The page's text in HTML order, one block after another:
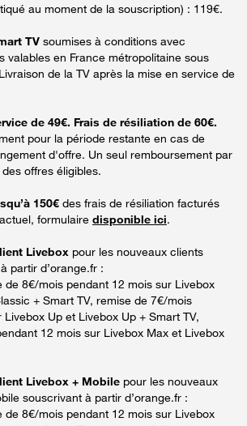
au moment de la souscription) : 119€.
TV soumises à conditions avec
valables en France métropolitaine sous
de la TV après la mise en service de
de 49€. Frais de résiliation de 60€.
pour la période restante en cas de
d'offre. Un seul remboursement par
offres éligibles.
150€ des frais de résiliation facturés
formulaire disponible ici.
Livebox pour les nouveaux clients
partir d’orange.fr :
de 8€/mois pendant 12 mois sur Livebox
+ Smart TV, remise de 7€/mois
Up et Livebox Up + Smart TV,
12 mois sur Livebox Max et Livebox
Livebox + Mobile pour les nouveaux
souscrivant à partir d’orange.fr :
de 8€/mois pendant 12 mois sur Livebox